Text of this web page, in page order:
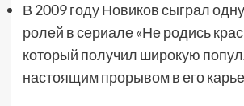
В 2009 году Новиков сыграл
ролей в сериале «Не родись
который получил широкую
настоящим прорывом в его